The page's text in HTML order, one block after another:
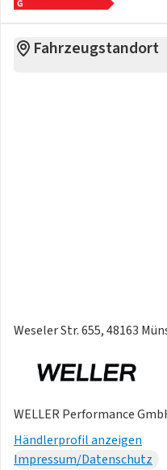
Fahrzeugstandort
Weseler Str. 655, 48163
WELLER Performance
Händlerprofil anzeigen
Impressum/Datenschutz